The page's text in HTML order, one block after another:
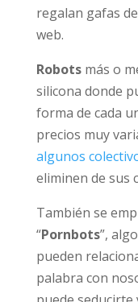
Algunos
una amplia
suscriptores de
Robots más o
de silicona
color y forma de
venden a
consiguiendo
catálogos.
También se
Pornbots ”,